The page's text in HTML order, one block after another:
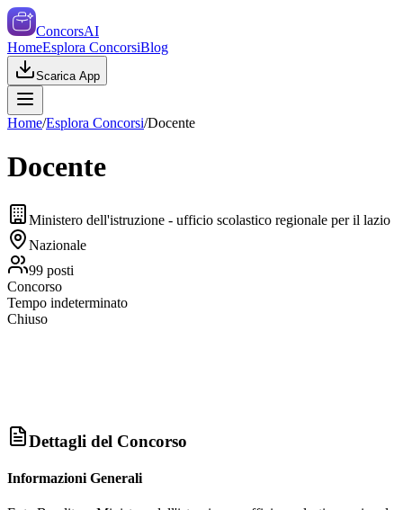
ConcorsAI
HomeEsplora ConcorsiBlog
Scarica App
Home/Esplora Concorsi/Docente
Docente
Ministero dell'istruzione - ufficio scolastico regionale per il lazio
Nazionale
99 posti
Concorso
Tempo indeterminato
Chiuso
Dettagli del Concorso
Informazioni Generali